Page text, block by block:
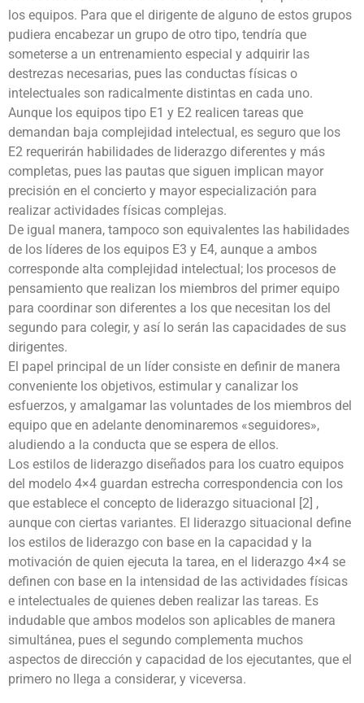
los equipos. Para que el dirigente de alguno de estos grupos
pudiera encabezar un grupo de otro tipo, tendría que
someterse a un entrenamiento especial y adquirir las
destrezas necesarias, pues las conductas físicas o
intelectuales son radicalmente distintas en cada uno.
Aunque los equipos tipo E1 y E2 realicen tareas que
demandan baja complejidad intelectual, es seguro que los
E2 requerirán habilidades de liderazgo diferentes y más
completas, pues las pautas que siguen implican mayor
precisión en el concierto y mayor especialización para
realizar actividades físicas complejas.
De igual manera, tampoco son equivalentes las habilidades
de los líderes de los equipos E3 y E4, aunque a ambos
corresponde alta complejidad intelectual; los procesos de
pensamiento que realizan los miembros del primer equipo
para coordinar son diferentes a los que necesitan los del
segundo para colegir, y así lo serán las capacidades de sus
dirigentes.
El papel principal de un líder consiste en definir de manera
conveniente los objetivos, estimular y canalizar los
esfuerzos, y amalgamar las voluntades de los miembros del
equipo que en adelante denominaremos «seguidores»,
aludiendo a la conducta que se espera de ellos.
Los estilos de liderazgo diseñados para los cuatro equipos
del modelo 4×4 guardan estrecha correspondencia con los
que establece el concepto de liderazgo situacional [2] ,
aunque con ciertas variantes. El liderazgo situacional define
los estilos de liderazgo con base en la capacidad y la
motivación de quien ejecuta la tarea, en el liderazgo 4×4 se
definen con base en la intensidad de las actividades físicas
e intelectuales de quienes deben realizar las tareas. Es
indudable que ambos modelos son aplicables de manera
simultánea, pues el segundo complementa muchos
aspectos de dirección y capacidad de los ejecutantes, que el
primero no llega a considerar, y viceversa.